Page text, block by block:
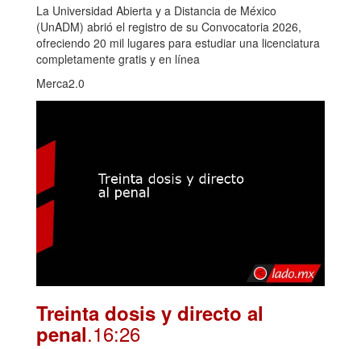
La Universidad Abierta y a Distancia de México
(UnADM) abrió el registro de su Convocatoria 2026,
ofreciendo 20 mil lugares para estudiar una licenciatura
completamente gratis y en línea
Merca2.0
Treinta dosis y directo al
penal.16:26